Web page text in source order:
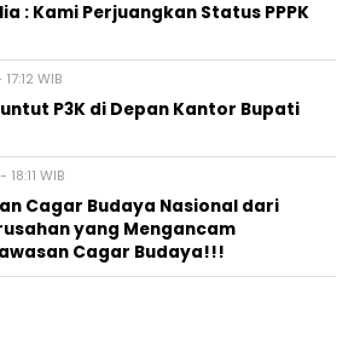
: Kami Perjuangkan Status PPPK
WIB
P3K di Depan Kantor Bupati
WIB
Cagar Budaya Nasional dari
yang Mengancam
Cagar Budaya!!!